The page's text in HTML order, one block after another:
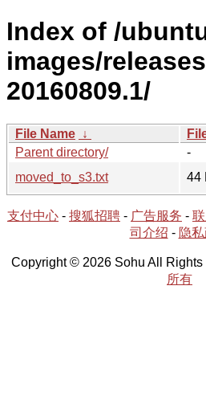
Index of /
images/
20160809.1/
File Name ↓
Parent directory/
-
moved_to_s3.txt
44
支付中心 - 搜狐招聘 - 广告服务 -
司介绍 - 隐
Copyright © 2026 Sohu All Rights
所有